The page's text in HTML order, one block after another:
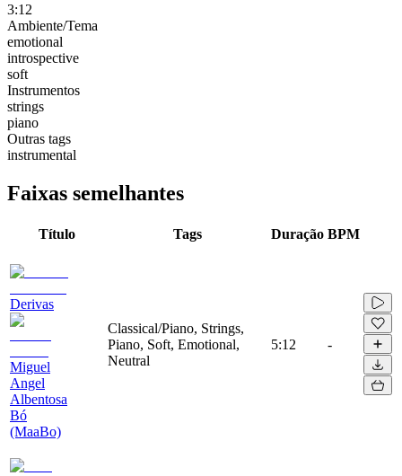
3:12
Ambiente/Tema
emotional
introspective
soft
Instrumentos
strings
piano
Outras tags
instrumental
Faixas semelhantes
Título Tags Duração BPM
Derivas
Miguel
Angel
Albentosa
Bó
(MaaBo)
Classical/Piano, Strings,
Piano, Soft, Emotional,
Neutral
5:12 -